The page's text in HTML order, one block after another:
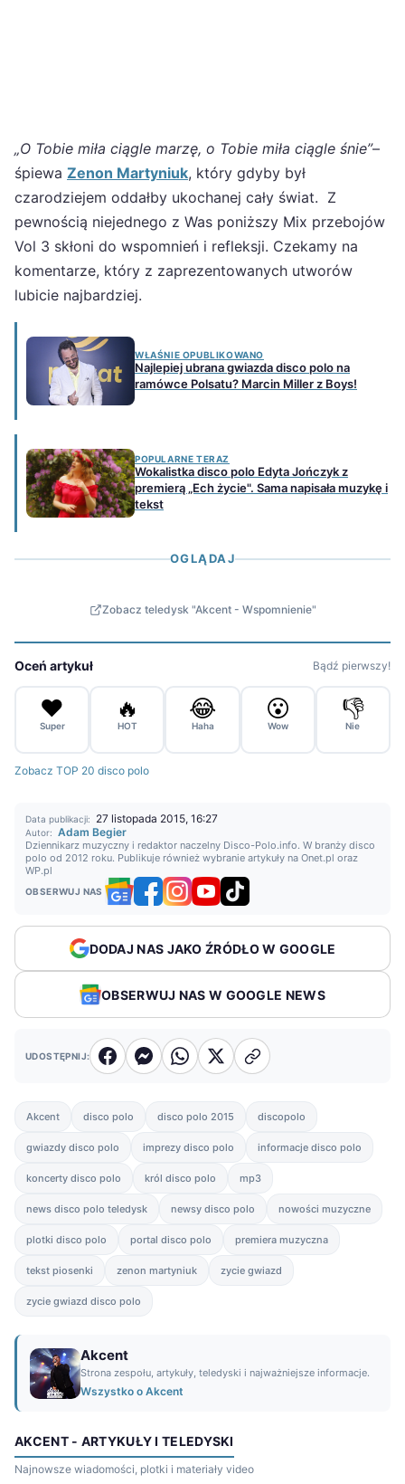
„O Tobie miła ciągle marzę, o Tobie miła ciągle śnie”–
śpiewa Zenon Martyniuk, który gdyby był
czarodziejem oddałby ukochanej cały świat. Z
pewnością niejednego z Was poniższy Mix przebojów
Vol 3 skłoni do wspomnień i refleksji. Czekamy na
komentarze, który z zaprezentowanych utworów
lubicie najbardziej.
WŁAŚNIE OPUBLIKOWANO
Najlepiej ubrana gwiazda disco polo na
ramówce Polsatu? Marcin Miller z Boys!
POPULARNE TERAZ
Wokalistka disco polo Edyta Jończyk z
premierą „Ech życie". Sama napisała muzykę i
tekst
OGLĄDAJ
Zobacz teledysk "Akcent - Wspomnienie"
Oceń artykuł Bądź pierwszy!
❤️
Super
🔥
HOT
😂
Haha
😮
Wow
👎
Nie
Zobacz TOP 20 disco polo
Data publikacji: 27 listopada 2015, 16:27
Autor: Adam Begier
Dziennikarz muzyczny i redaktor naczelny Disco-Polo.info. W branży disco
polo od 2012 roku. Publikuje również wybranie artykuły na Onet.pl oraz
WP.pl
OBSERWUJ NAS
DODAJ NAS JAKO ŹRÓDŁO W GOOGLE
OBSERWUJ NAS W GOOGLE NEWS
UDOSTĘPNIJ:
Akcent disco polo disco polo 2015 discopolo
gwiazdy disco polo imprezy disco polo informacje disco polo
koncerty disco polo król disco polo mp3
news disco polo teledysk newsy disco polo nowości muzyczne
plotki disco polo portal disco polo premiera muzyczna
tekst piosenki zenon martyniuk zycie gwiazd
zycie gwiazd disco polo
Akcent
Strona zespołu, artykuły, teledyski i najważniejsze informacje.
Wszystko o Akcent
AKCENT - ARTYKUŁY I TELEDYSKI
Najnowsze wiadomości, plotki i materiały video